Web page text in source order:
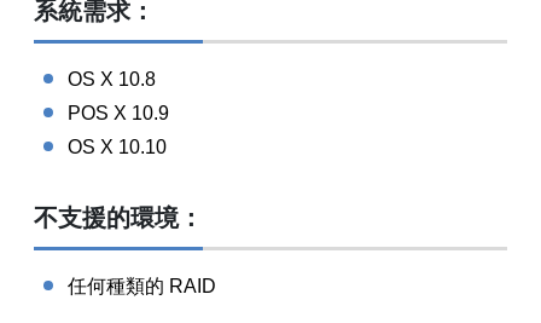
系統需求：
OS X 10.8
POS X 10.9
OS X 10.10
不支援的環境：
任何種類的 RAID